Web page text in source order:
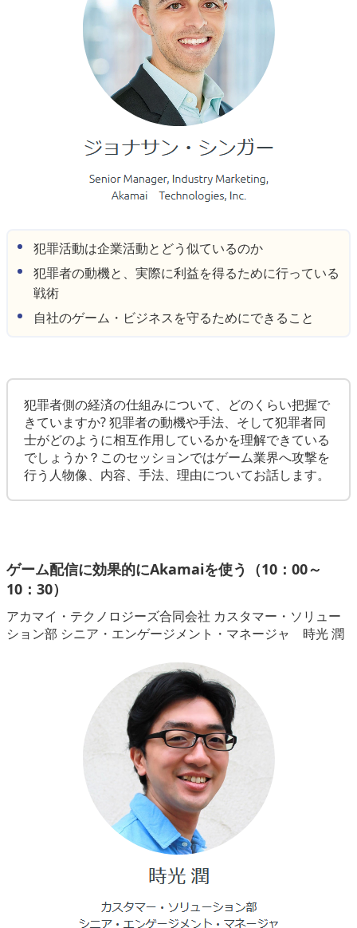
犯罪活動は企業活動とどう似ているのか
犯罪者の動機と、実際に利益を得るために行っている
戦術
自社のゲーム・ビジネスを守るためにできること
犯罪者側の経済の仕組みについて、どのくらい把握で
きていますか? 犯罪者の動機や手法、そして犯罪者同
士がどのように相互作用しているかを理解できている
でしょうか？このセッションではゲーム業界へ攻撃を
行う人物像、内容、手法、理由についてお話します。
ゲーム配信に効果的にAkamaiを使う（10：00～
10：30）
アカマイ・テクノロジーズ合同会社 カスタマー・ソリュー
ション部 シニア・エンゲージメント・マネージャ 時光 潤